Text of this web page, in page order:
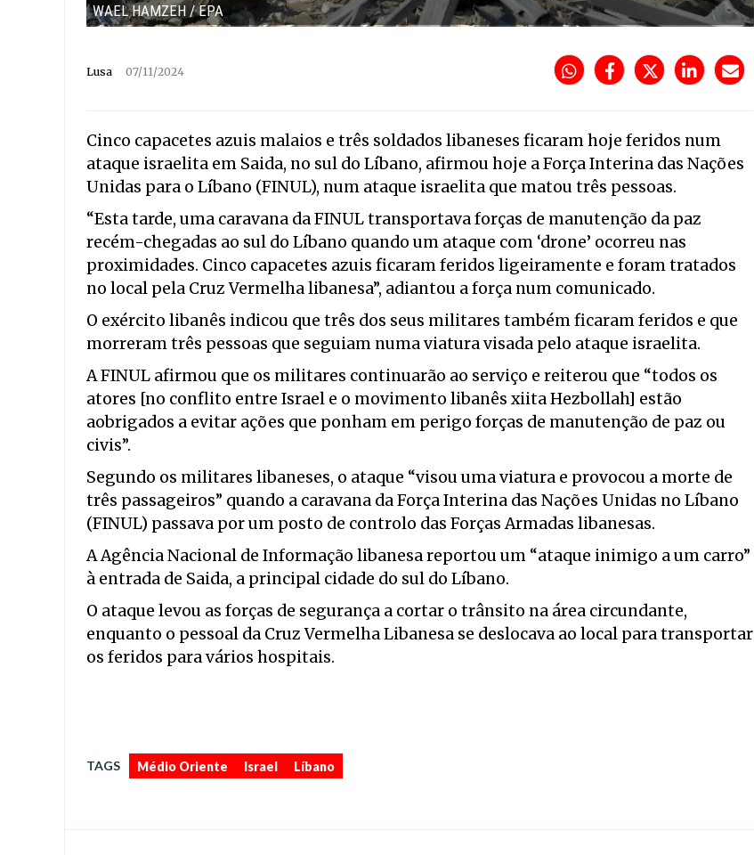
WAEL HAMZEH / EPA
Lusa 07/11/2024
Cinco capacetes azuis malaios e três soldados libaneses ficaram hoje feridos num
ataque israelita em Saida, no sul do Líbano, afirmou hoje a Força Interina das Nações
Unidas para o Líbano (FINUL), num ataque israelita que matou três pessoas.
“Esta tarde, uma caravana da FINUL transportava forças de manutenção da paz
recém-chegadas ao sul do Líbano quando um ataque com ‘drone’ ocorreu nas
proximidades. Cinco capacetes azuis ficaram feridos ligeiramente e foram tratados
no local pela Cruz Vermelha libanesa”, adiantou a força num comunicado.
O exército libanês indicou que três dos seus militares também ficaram feridos e que
morreram três pessoas que seguiam numa viatura visada pelo ataque israelita.
A FINUL afirmou que os militares continuarão ao serviço e reiterou que “todos os
atores [no conflito entre Israel e o movimento libanês xiita Hezbollah] estão
aobrigados a evitar ações que ponham em perigo forças de manutenção de paz ou
civis”.
Segundo os militares libaneses, o ataque “visou uma viatura e provocou a morte de
três passageiros” quando a caravana da Força Interina das Nações Unidas no Líbano
(FINUL) passava por um posto de controlo das Forças Armadas libanesas.
A Agência Nacional de Informação libanesa reportou um “ataque inimigo a um carro”
à entrada de Saida, a principal cidade do sul do Líbano.
O ataque levou as forças de segurança a cortar o trânsito na área circundante,
enquanto o pessoal da Cruz Vermelha Libanesa se deslocava ao local para transportar
os feridos para vários hospitais.
TAGS Médio Oriente Israel Líbano